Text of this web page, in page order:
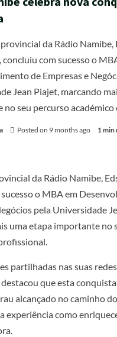
da Rádio Namibe,
concluiu com sucesso o
de Empresas e
Jean Piajet, marcando
seu percurso académico
Posted on 9 months ago 1 min
da Rádio Namibe,
o MBA em
pela Universidade
uma etapa importante no
partilhadas nas suas
que esta
alcançado no caminho
experiência como